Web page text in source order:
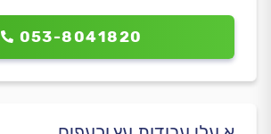
053-8041820